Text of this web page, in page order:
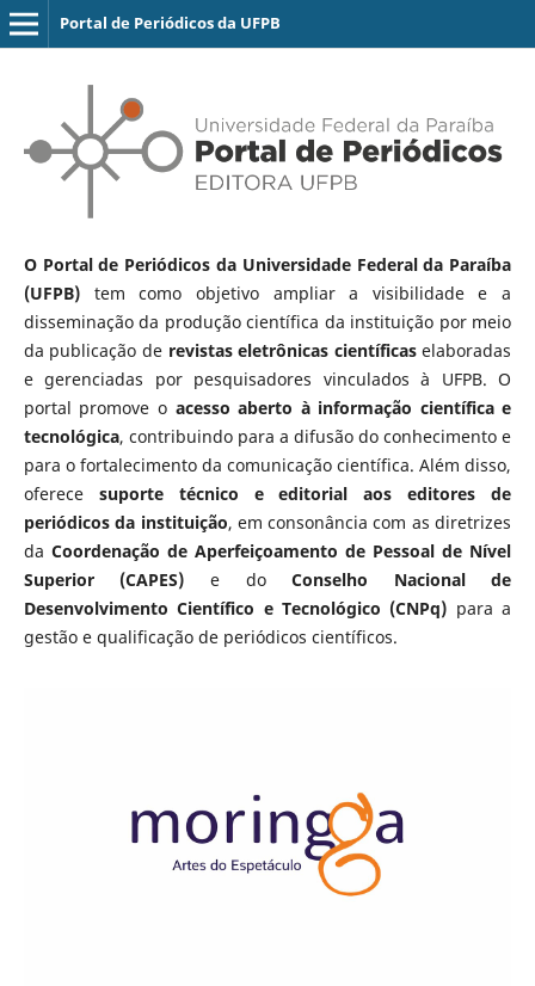
Portal de Periódicos da UFPB
O Portal de Periódicos da Universidade Federal da Paraíba
(UFPB)tem como objetivo ampliar a visibilidade e a
disseminação da produção científica da instituição por meio
da publicação de revistas eletrônicas científicaselaboradas
e gerenciadas por pesquisadores vinculados à UFPB. O
portal promove o acesso aberto à informação científica e
tecnológica, contribuindo para a difusão do conhecimento e
para o fortalecimento da comunicação científica. Além disso,
oferece suporte técnico e editorial aos editores de
periódicos da instituição, em consonância com as diretrizes
da Coordenação de Aperfeiçoamento de Pessoal de Nível
Superior (CAPES) e doConselho Nacional de
Desenvolvimento Científico e Tecnológico (CNPq) para a
gestão e qualificação de periódicos científicos.